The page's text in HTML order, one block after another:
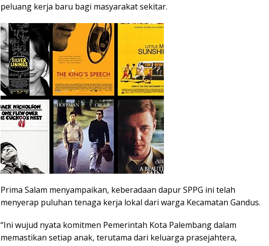
peluang kerja baru bagi masyarakat sekitar.
Prima Salam menyampaikan, keberadaan dapur SPPG ini telah
menyerap puluhan tenaga kerja lokal dari warga Kecamatan Gandus.
“Ini wujud nyata komitmen Pemerintah Kota Palembang dalam
memastikan setiap anak, terutama dari keluarga prasejahtera,